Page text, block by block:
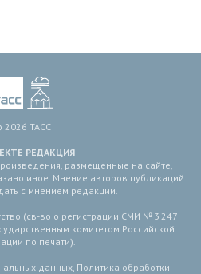
2026 ТАСС
РЕДАКЦИЯ
размещенные на сайте,
иное. Мнение авторов публикаций
с мнением редакции.
(св-во о регистрации СМИ № 3 247
комитетом Российской
по печати).
данных Политика обработки